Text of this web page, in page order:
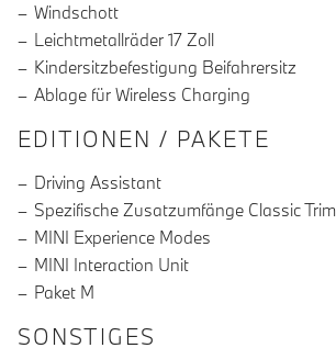
Windschott
Leichtmetallräder 17 Zoll
Kindersitzbefestigung Beifahrersitz
Ablage für Wireless Charging
EDITIONEN / PAKETE
Driving Assistant
Spezifische Zusatzumfänge Classic Trim
MINI Experience Modes
MINI Interaction Unit
Paket M
SONSTIGES